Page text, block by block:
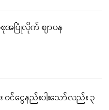
စုအပြုံလိုက် ဈာပန
ဝင်ငွေနည်းပါးသော်လည်း ၃